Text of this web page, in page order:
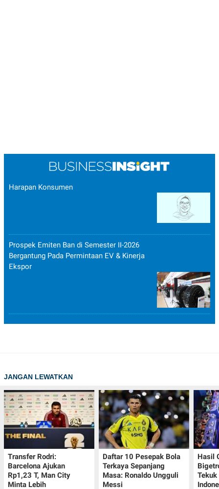
Harapan Konsumen
Prospek Emiten Ban di Semester II-2026
Bergantung Pada Permintaan EV & Kinerja
Ekspor
JANGAN LEWATKAN
Transfer Rodri:
Barcelona Ajukan
Rp1,23 T, Man City
Minta Lebih
Daftar 10 Pesepak Bola
Terkaya Sepanjang
Masa: Ronaldo Ungguli
Messi
Hasil